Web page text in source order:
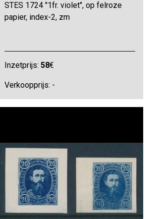
STES 1724 "1fr. violet", op felroze
papier, index-2, zm
Inzetprijs:58€
Verkoopprijs: -